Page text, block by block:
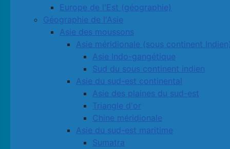
Europe de l'Est (géographie)
Géographie de l'Asie
Asie des moussons
Asie méridionale (sous continent
Asie Indo-gangétique
Sud du sous continent indien
Asie du sud-est continental
Asie des plaines du sud-est
Triangle d'or
Chine méridionale
Asie du sud-est maritime
Sumatra